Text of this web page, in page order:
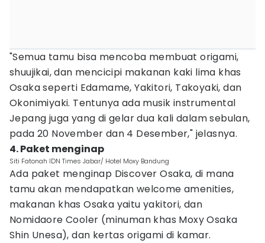
"Semua tamu bisa mencoba membuat origami,
shuujikai, dan mencicipi makanan kaki lima khas
Osaka seperti Edamame, Yakitori, Takoyaki, dan
Okonimiyaki. Tentunya ada musik instrumental
Jepang juga yang di gelar dua kali dalam sebulan,
pada 20 November dan 4 Desember," jelasnya.
4. Paket menginap
Siti Fatonah IDN Times Jabar/ Hotel Moxy Bandung
Ada paket menginap Discover Osaka, di mana
tamu akan mendapatkan welcome amenities,
makanan khas Osaka yaitu yakitori, dan
Nomidaore Cooler (minuman khas Moxy Osaka
Shin Unesa), dan kertas origami di kamar.